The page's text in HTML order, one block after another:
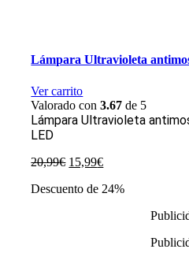
Lámpara Ultravioleta
Ver carrito
Valorado con3.67 de 5
Lámpara Ultravioleta
LED
20,99€ El
original
15,99€El
actual
Descuento de 24%